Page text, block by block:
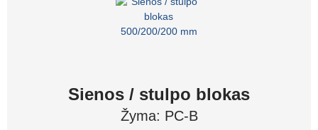
Sienos / stulpo blokas
Žyma: PC-B